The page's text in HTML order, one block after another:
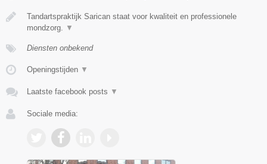
Tandartspraktijk Sarican staat voor kwaliteit en professionele
mondzorg. ▼
Diensten onbekend
Openingstijden ▼
Laatste facebook posts ▼
Sociale media: